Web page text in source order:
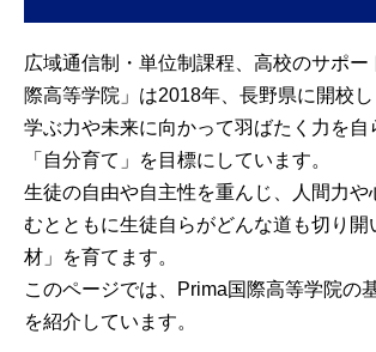
広域通信制・単位制課程、高校のサポー
際高等学院」は2018年、長野県に開校し
学ぶ力や未来に向かって羽ばたく力を自
「自分育て」を目標にしています。
生徒の自由や自主性を重んじ、人間力や
むとともに生徒自らがどんな道も切り開
材」を育てます。
このページでは、Prima国際高等学院の
を紹介しています。